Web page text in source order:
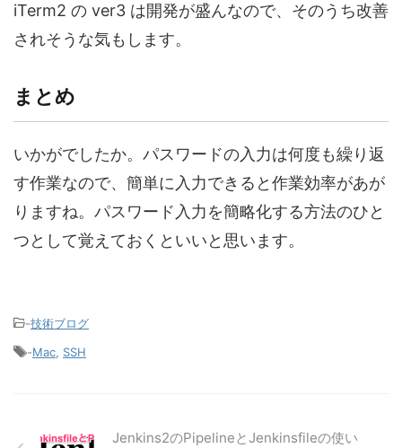
iTerm2 の ver3 は開発が盛んなので、そのうち改善
されそうな気もします。
まとめ
いかがでしたか。パスワードの入力は何度も繰り返
す作業なので、簡単に入力できると作業効率があが
りますね。パスワード入力を簡略化する方法のひと
つとして覚えておくといいと思います。
-技術ブログ
-Mac, SSH
Jenkins2のPipelineとJenkinsfileの使い